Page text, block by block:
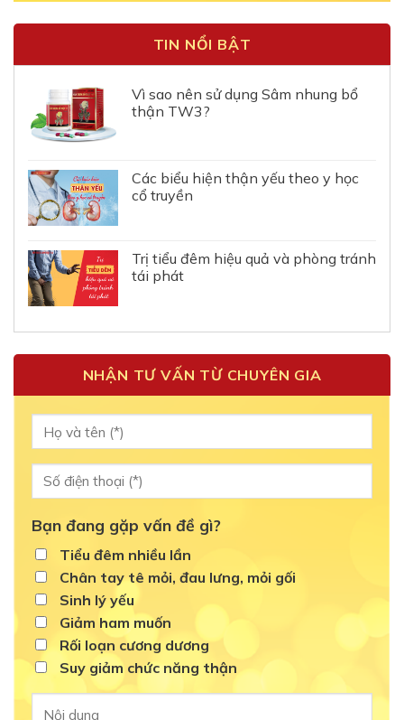
TIN NỔI BẬT
Vì sao nên sử dụng Sâm nhung bổ
thận TW3?
Các biểu hiện thận yếu theo y học
cổ truyền
Trị tiểu đêm hiệu quả và phòng tránh
tái phát
NHẬN TƯ VẤN TỪ CHUYÊN GIA
Bạn đang gặp vấn đề gì?
Tiểu đêm nhiều lần
Chân tay tê mỏi, đau lưng, mỏi gối
Sinh lý yếu
Giảm ham muốn
Rối loạn cương dương
Suy giảm chức năng thận